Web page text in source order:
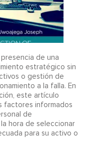
de una
estratégico sin
o gestión de
a la falla. En
este artículo
factores informados
de
hora de seleccionar
para su activo o